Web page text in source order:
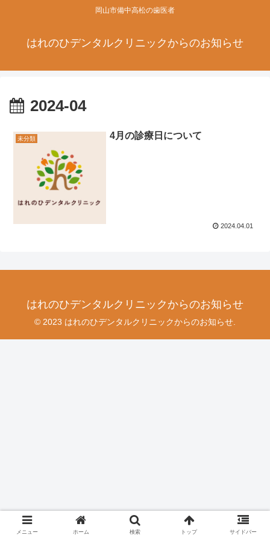
岡山市備中高松の歯医者
はれのひデンタルクリニックからのお知らせ
2024-04
未分類 4月の診療日について
2024.04.01
はれのひデンタルクリニックからのお知らせ
© 2023 はれのひデンタルクリニックからのお知らせ.
メニュー ホーム 検索 トップ サイドバー